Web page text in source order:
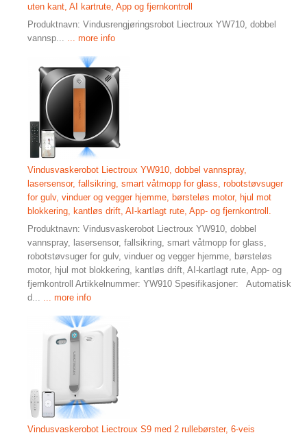
uten kant, AI kartrute, App og fjernkontroll
​ ​​​​​​​​​​​​​​​​​​​​​​​​​​​​​​​​​​​​​​​​​​​​​​​​​​​​​​​​​​​​​​​​​​​​​​​​​​ Produktnavn: Vindusrengjøringsrobot Liectroux YW710, dobbel
vannsp...
... more info
Vindusvaskerobot Liectroux YW910, dobbel vannspray,
lasersensor, fallsikring, smart våtmopp for glass, robotstøvsuger
for gulv, vinduer og vegger hjemme, børsteløs motor, hjul mot
blokkering, kantløs drift, AI-kartlagt rute, App- og fjernkontroll.
Produktnavn: Vindusvaskerobot Liectroux YW910, dobbel
vannspray, lasersensor, fallsikring, smart våtmopp for glass,
robotstøvsuger for gulv, vinduer og vegger hjemme, børsteløs
motor, hjul mot blokkering, kantløs drift, AI-kartlagt rute, App- og
fjernkontroll Artikkelnummer: YW910 Spesifikasjoner: Automatisk
d...
... more info
Vindusvaskerobot Liectroux S9 med 2 rullebørster, 6-veis